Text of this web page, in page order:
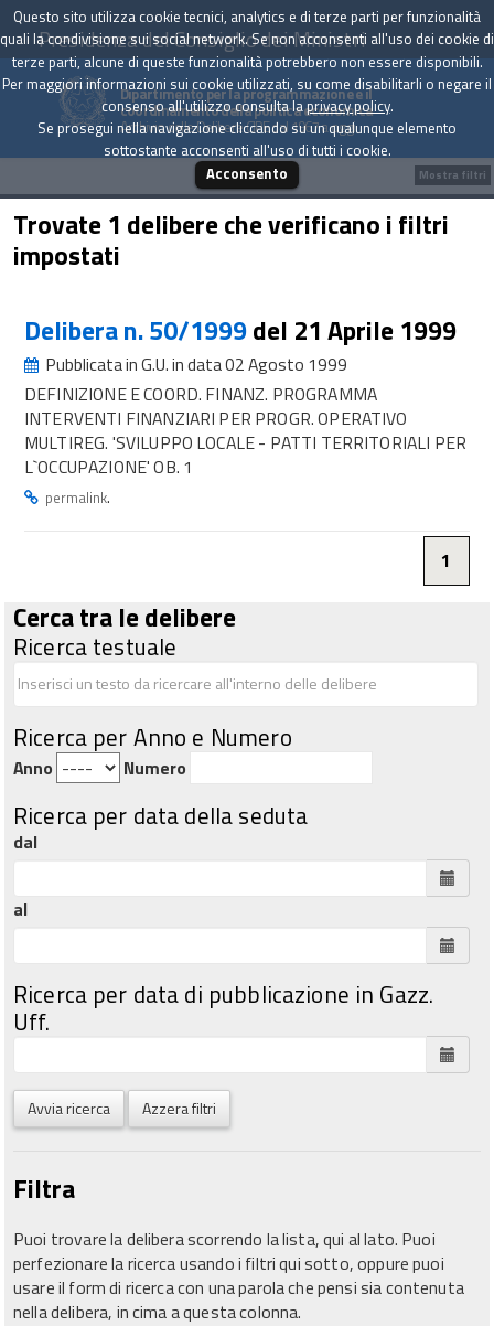
Presidenza del Consiglio dei Ministri
Dipartimento per la programmazione e il
coordinamento della politica economica
Archivio delle Delibere CIPE dal 1967 a oggi
Trovate 1 delibere che verificano i filtri
impostati
Delibera n. 50/1999del 21 Aprile 1999
Pubblicata in G.U. in data 02 Agosto 1999
DEFINIZIONE E COORD. FINANZ. PROGRAMMA
INTERVENTI FINANZIARI PER PROGR. OPERATIVO
MULTIREG. 'SVILUPPO LOCALE - PATTI TERRITORIALI PER
L`OCCUPAZIONE' OB. 1
permalink.
1
Cerca tra le delibere
Ricerca testuale
Ricerca per Anno e Numero
Anno Numero
Ricerca per data della seduta
dal
al
Ricerca per data di pubblicazione in Gazz.
Uff.
Avvia ricerca Azzera filtri
Filtra
Puoi trovare la delibera scorrendo la lista, qui al lato. Puoi
perfezionare la ricerca usando i filtri qui sotto, oppure puoi
usare il form di ricerca con una parola che pensi sia contenuta
nella delibera, in cima a questa colonna.
Mostra filtri
Questo sito utilizza cookie tecnici, analytics e di terze parti per funzionalità
quali la condivisione sui social network. Se non acconsenti all'uso dei cookie di
terze parti, alcune di queste funzionalità potrebbero non essere disponibili.
Per maggiori informazioni sui cookie utilizzati, su come disabilitarli o negare il
consenso all'utilizzo consulta laprivacy policy.
Se prosegui nella navigazione cliccando su un qualunque elemento
sottostante acconsenti all'uso di tutti i cookie.
Acconsento